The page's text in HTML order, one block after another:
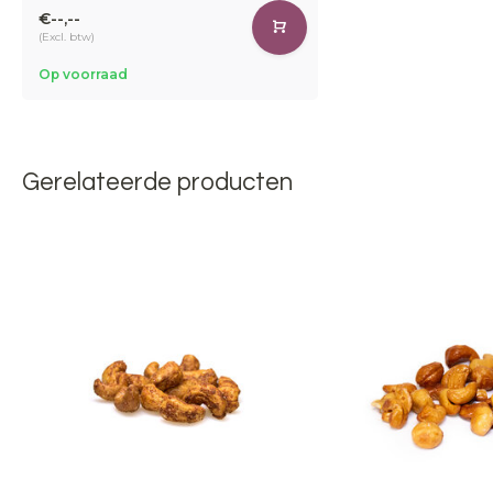
€--,--
(Excl. btw)
Op voorraad
Gerelateerde producten